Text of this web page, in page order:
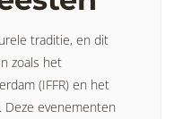
traditie, en dit
zoals het
(IFFR) en het
Deze evenementen